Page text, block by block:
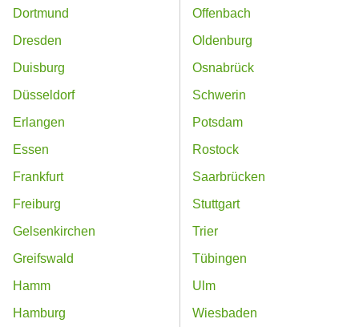
Dortmund
Dresden
Duisburg
Düsseldorf
Erlangen
Essen
Frankfurt
Freiburg
Gelsenkirchen
Greifswald
Hamm
Hamburg
Offenbach
Oldenburg
Osnabrück
Schwerin
Potsdam
Rostock
Saarbrücken
Stuttgart
Trier
Tübingen
Ulm
Wiesbaden